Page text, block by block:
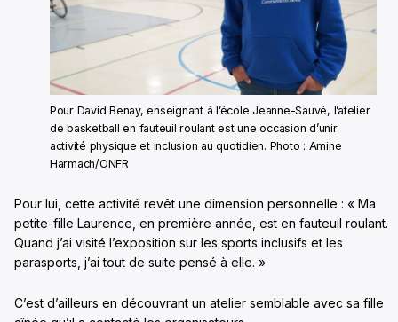
Pour David Benay, enseignant à l’école Jeanne-Sauvé, l’atelier
de basketball en fauteuil roulant est une occasion d’unir
activité physique et inclusion au quotidien. Photo : Amine
Harmach/ONFR
Pour lui, cette activité revêt une dimension personnelle : « Ma
petite-fille Laurence, en première année, est en fauteuil roulant.
Quand j’ai visité l’exposition sur les sports inclusifs et les
parasports, j’ai tout de suite pensé à elle. »
C’est d’ailleurs en découvrant un atelier semblable avec sa fille